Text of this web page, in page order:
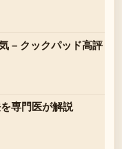
– クックパッド高評
専門医が解説